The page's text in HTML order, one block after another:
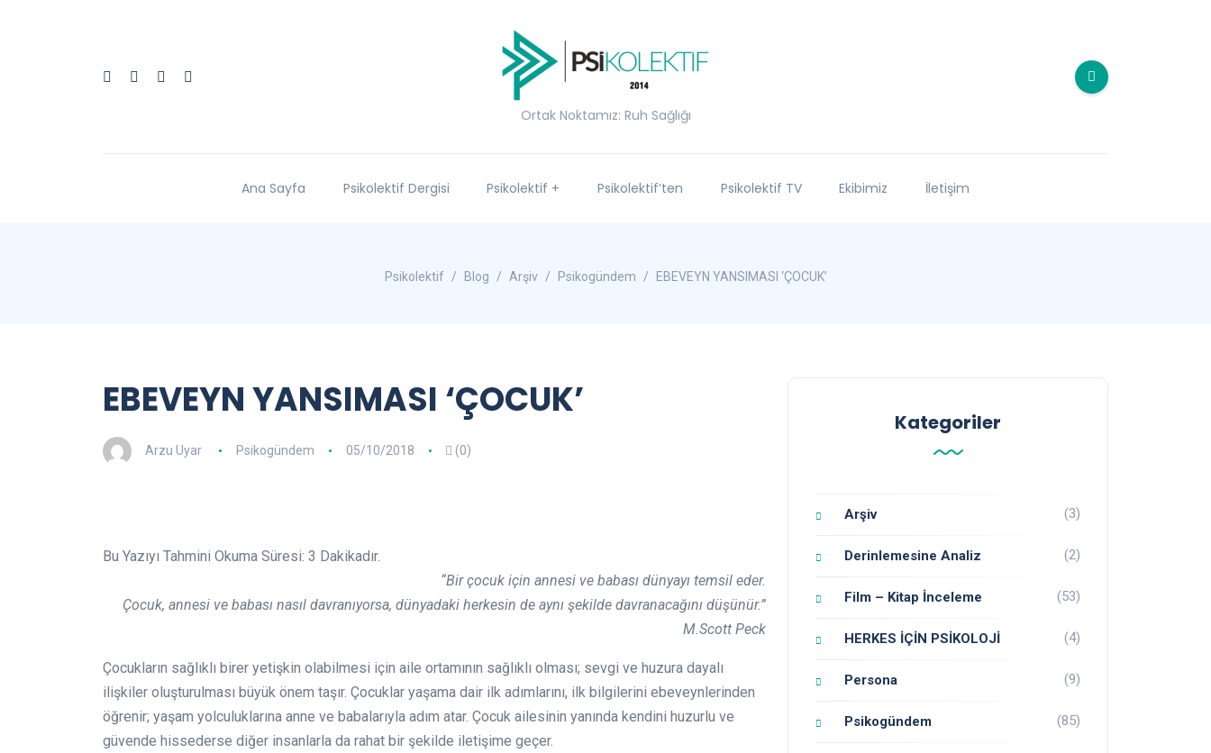
Ortak Noktamız: Ruh Sağlığı
Ana Sayfa Psikolektif Dergisi Psikolektif + Psikolektif’ten Psikolektif TV Ekibimiz İletişim
Psikolektif Blog Arşiv Psikogündem EBEVEYN YANSIMASI ‘ÇOCUK’
EBEVEYN YANSIMASI ‘ÇOCUK’
Arzu Uyar Psikogündem 05/10/2018 (0)
Bu Yazıyı Tahmini Okuma Süresi: 3 Dakikadır.
“Bir çocuk için annesi ve babası dünyayı temsil eder.
Çocuk, annesi ve babası nasıl davranıyorsa, dünyadaki herkesin de aynı şekilde davranacağını düşünür.”
M.Scott Peck
Çocukların sağlıklı birer yetişkin olabilmesi için aile ortamının sağlıklı olması; sevgi ve huzura dayalı
ilişkiler oluşturulması büyük önem taşır. Çocuklar yaşama dair ilk adımlarını, ilk bilgilerini ebeveynlerinden
öğrenir; yaşam yolculuklarına anne ve babalarıyla adım atar. Çocuk ailesinin yanında kendini huzurlu ve
güvende hissederse diğer insanlarla da rahat bir şekilde iletişime geçer.
Kategoriler
Arşiv (3)
Derinlemesine Analiz (2)
Film – Kitap İnceleme (53)
HERKES İÇİN PSİKOLOJİ (4)
Persona (9)
Psikogündem (85)